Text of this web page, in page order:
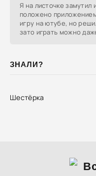
Я на листочке замутил
положено
игру на ютубе, но
зато играть можно
ЗНАЛИ?
Шестёрка